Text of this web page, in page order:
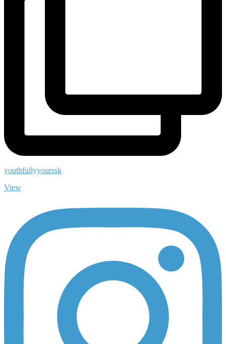
youthfullyyourssk
View